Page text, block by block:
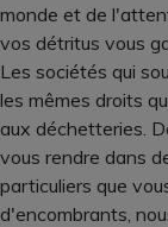
monde et de
vos détritus vous
Les sociétés qui
les mêmes droits
aux déchetteries.
vous rendre dans
particuliers que
d'encombrants,